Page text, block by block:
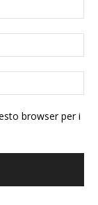
browser per i